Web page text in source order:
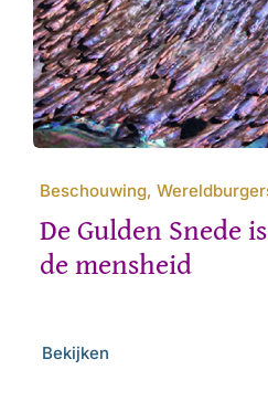
Beschouwing,
De Gulden Snede
de mensheid
Bekijken